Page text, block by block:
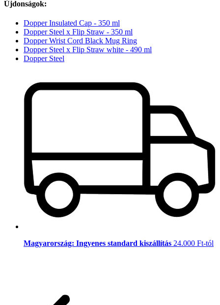
Újdonságok:
Dopper Insulated Cap - 350 ml
Dopper Steel x Flip Straw - 350 ml
Dopper Wrist Cord Black Mug Ring
Dopper Steel x Flip Straw white - 490 ml
Dopper Steel
Magyarország: Ingyenes standard kiszállítás 24.000 Ft-tól